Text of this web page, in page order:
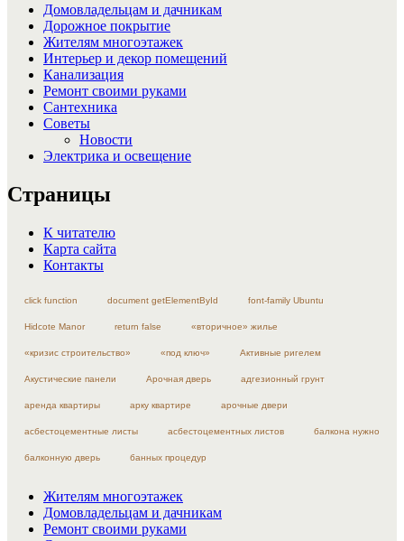
Домовладельцам и дачникам
Дорожное покрытие
Жителям многоэтажек
Интерьер и декор помещений
Канализация
Ремонт своими руками
Сантехника
Советы
Новости
Электрика и освещение
Страницы
К читателю
Карта сайта
Контакты
click function document getElementById font-family Ubuntu
Hidcote Manor return false «вторичное» жилье
«кризис строительство» «под ключ» Активные ригелем
Акустические панели Арочная дверь адгезионный грунт
аренда квартиры арку квартире арочные двери
асбестоцементные листы асбестоцементных листов балкона нужно
балконную дверь банных процедур
Жителям многоэтажек
Домовладельцам и дачникам
Ремонт своими руками